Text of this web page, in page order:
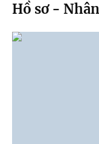
Hồ sơ -